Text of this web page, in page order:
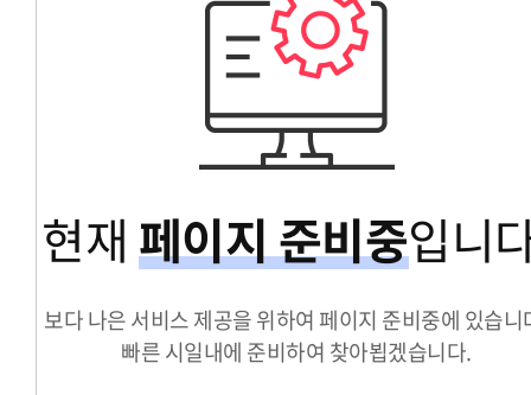
현재 페이지 준비중입니
보다 나은 서비스 제공을 위하여 페이지 준비중에 있습니
빠른 시일내에 준비하여 찾아뵙겠습니다.